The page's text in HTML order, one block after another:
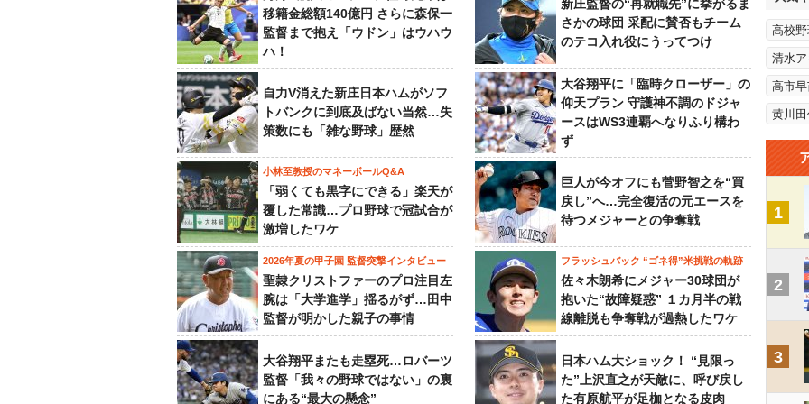
移籍金総額140億円 さらに森保一
監督まで抱え「ウドン」はウハウ
ハ！
新庄監督の“再就職先”に挙がるま
さかの球団 采配に賛否もチーム
のテコ入れ役にうってつけ
自力V消えた新庄日本ハムがソフ
トバンクに到底及ばない当然…失
策数にも「雑な野球」歴然
大谷翔平に「臨時クローザー」の
仰天プラン 守護神不調のドジャ
ースはWS3連覇へなりふり構わ
ず
小林至教授のマネーボールQ&A
「弱くても黒字にできる」楽天が
覆した常識…プロ野球で冠試合が
激増したワケ
巨人が今オフにも菅野智之を“買
戻し”へ…完全復活の元エースを
待つメジャーとの争奪戦
2026年夏の甲子園 監督突撃インタビュー
聖隷クリストファーのプロ注目左
腕は「大学進学」揺るがず…田中
監督が明かした親子の事情
フラッシュバック “ゴネ得”米挑戦の軌跡
佐々木朗希にメジャー30球団が
抱いた“故障疑惑” １カ月半の戦
線離脱も争奪戦が過熱したワケ
大谷翔平またも走塁死…ロバーツ
監督「我々の野球ではない」の裏
にある“最大の懸念”
日本ハム大ショック！ “見限っ
た”上沢直之が天敵に、呼び戻し
た有原航平が足枷となる皮肉
高校
清水
高市
黄川
1
2
3